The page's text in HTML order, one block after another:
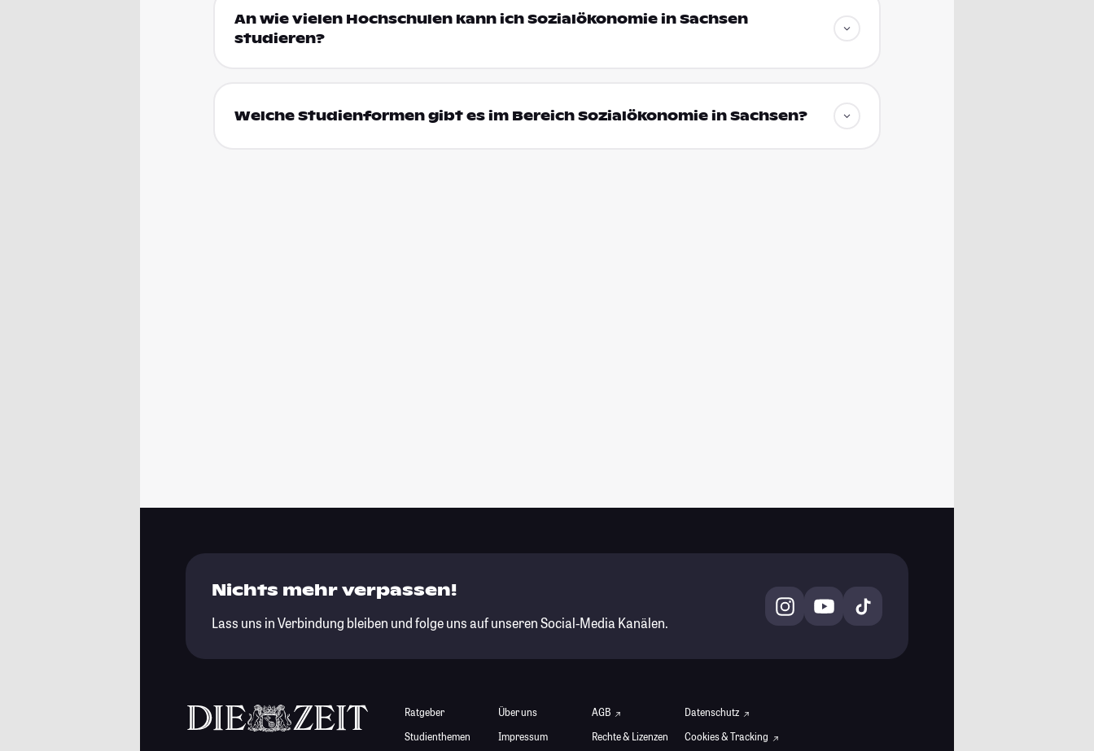
An wie vielen Hochschulen kann ich Sozialökonomie in Sachsen
studieren?
Welche Studienformen gibt es im Bereich Sozialökonomie in Sachsen?
Nichts mehr verpassen!
Lass uns in Verbindung bleiben und folge uns auf unseren Social-Media Kanälen.
Ratgeber
Studienthemen
Über uns
Impressum
AGB
Rechte & Lizenzen
Datenschutz
Cookies & Tracking